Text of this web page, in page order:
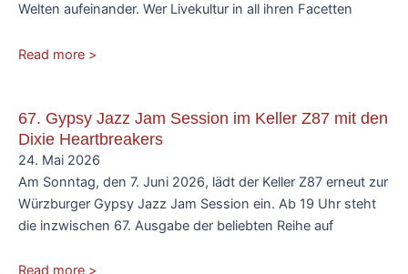
Welten aufeinander. Wer Livekultur in all ihren Facetten
Read more >
67. Gypsy Jazz Jam Session im Keller Z87 mit den
Dixie Heartbreakers
24. Mai 2026
Am Sonntag, den 7. Juni 2026, lädt der Keller Z87 erneut zur
Würzburger Gypsy Jazz Jam Session ein. Ab 19 Uhr steht
die inzwischen 67. Ausgabe der beliebten Reihe auf
Read more >